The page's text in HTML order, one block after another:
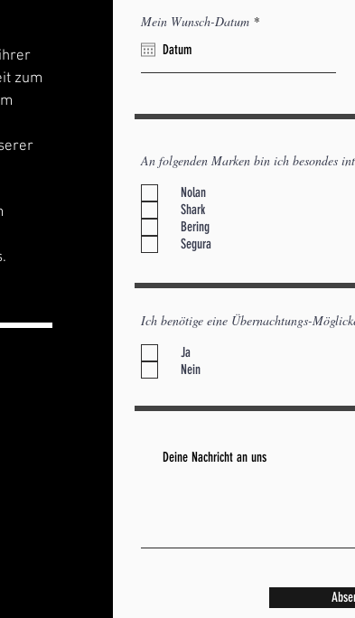
zum
Mein Wunsch-Datum *r
i
An folgenden Marken bin ich besondes
Nolan
Shark
Bering
Segura
Ich benötige eine Übernachtungs-
Ja
Nein